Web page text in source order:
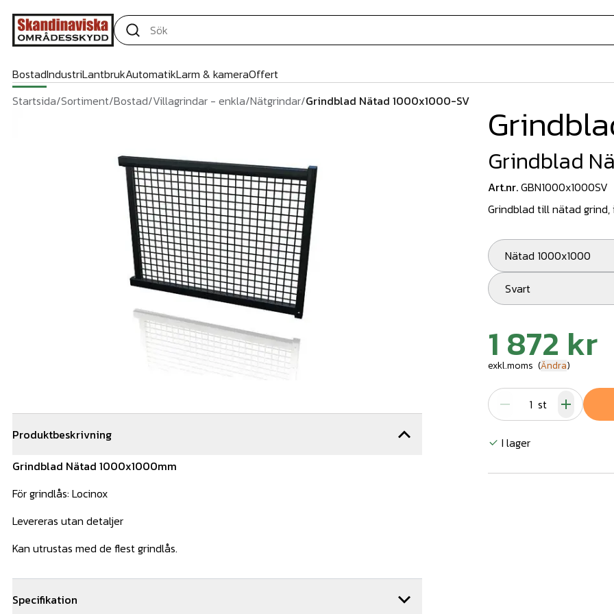
BostadIndustriLantbrukAutomatikLarm & kameraOffert
Startsida/Sortiment/Bostad/Villagrindar - enkla/Nätgrindar/Grindblad Nätad 1000x1000-SV
Produktbeskrivning
Grindblad Nätad 1000x1000mm
För grindlås: Locinox
Levereras utan detaljer
Kan utrustas med de flest grindlås.
Specifikation
Grindblad
Art.nr.GBN1000x1000SV
Grindblad till nätad
Nätad 1000x1000
Svart
1 872 kr
exkl.moms (Ändra)
st
I lager